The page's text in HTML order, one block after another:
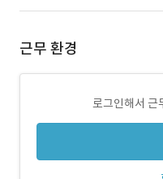
근무 환경
로그인해서 근